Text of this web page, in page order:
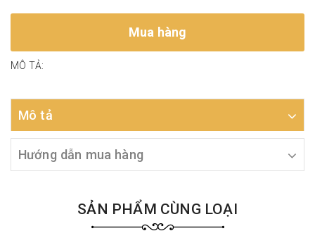
Mua hàng
MÔ TẢ:
Mô tả
Hướng dẫn mua hàng
SẢN PHẨM CÙNG LOẠI